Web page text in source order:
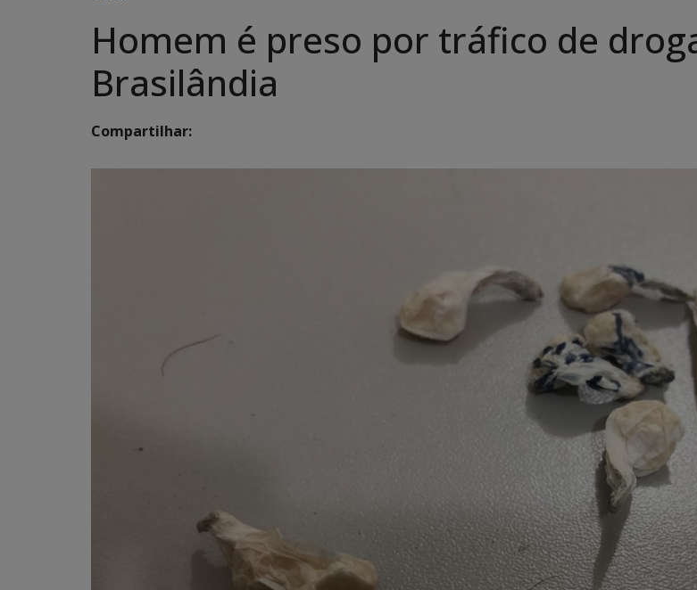
Homem é preso por tráfico de
Brasilândia
Compartilhar: